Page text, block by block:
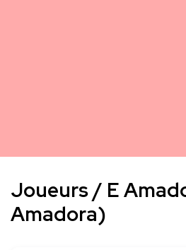
Joueurs / E
Amadora)